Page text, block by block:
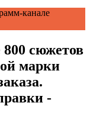
канале
800 сюжетов
марки
-